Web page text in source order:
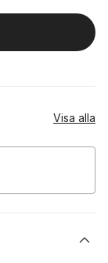
Visa alla